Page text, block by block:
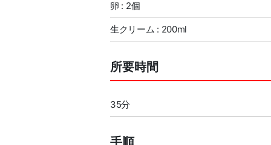
卵 : 2個
生クリーム : 200ml
所要時間
35分
手順